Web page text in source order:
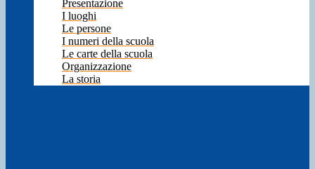
Presentazione
I luoghi
Le persone
I numeri della scuola
Le carte della scuola
Organizzazione
La storia